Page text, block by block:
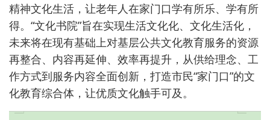
精神文化生活，让老年人在家门口学有所乐、学有所
得。“文化书院”旨在实现生活文化化、文化生活化，
未来将在现有基础上对基层公共文化教育服务的资源
再整合、内容再延伸、效率再提升，从供给理念、工
作方式到服务内容全面创新，打造市民“家门口”的文
化教育综合体，让优质文化触手可及。